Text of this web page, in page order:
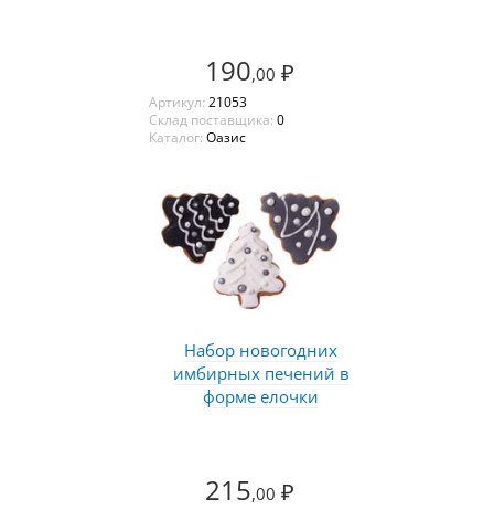
190,00 ₽
Артикул: 21053
Склад поставщика: 0
Каталог: Оазис
Набор новогодних
имбирных печений в
форме елочки
215,00 ₽